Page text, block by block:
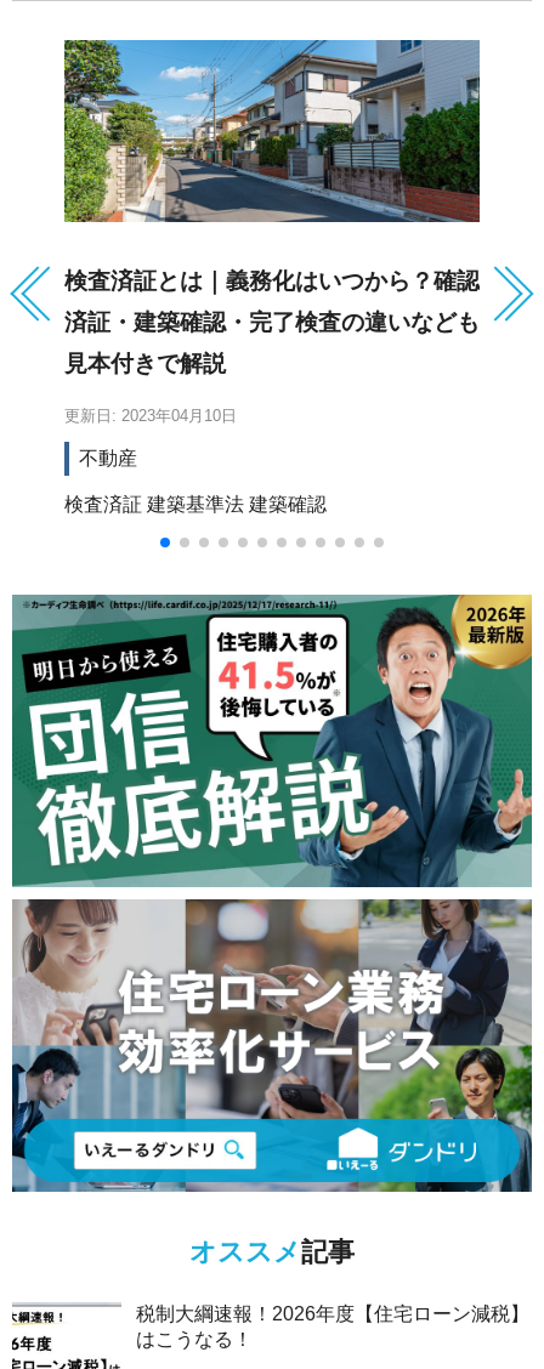
検査済証とは｜義務化はいつから？確認
済証・建築確認・完了検査の違いなども
見本付きで解説
更新日: 2023年04月10日
不動産
検査済証 建築基準法 建築確認
第
オススメ記事
税制大綱速報！2026年度【住宅ローン減税】
はこうなる！